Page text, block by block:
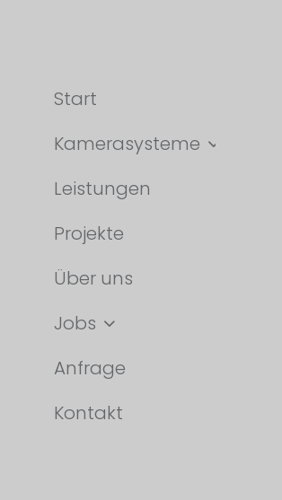
Start
Kamerasysteme
Leistungen
Projekte
Über uns
Jobs
Anfrage
Kontakt